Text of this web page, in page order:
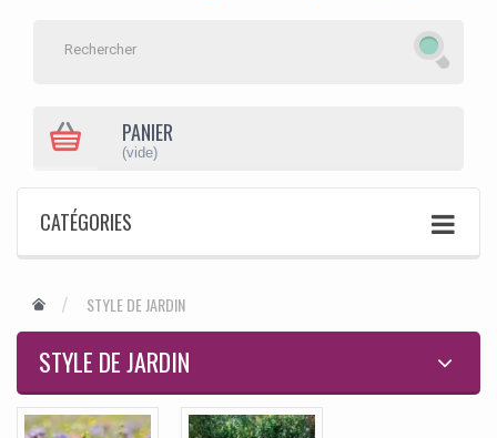
PANIER
(vide)
CATÉGORIES
STYLE DE JARDIN
STYLE DE JARDIN